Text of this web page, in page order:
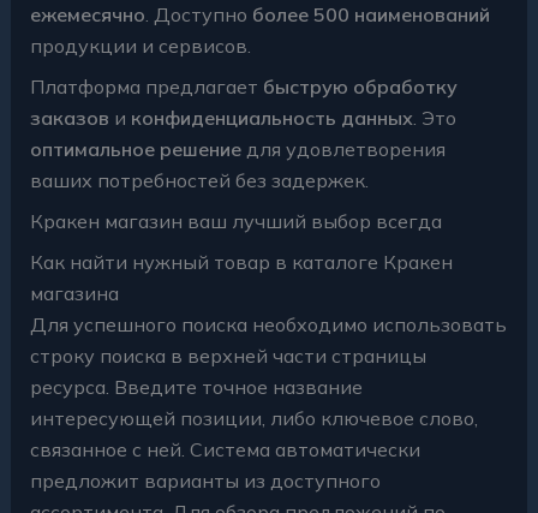
ежемесячно . Доступно более 500 наименований
продукции и сервисов.
Платформа предлагает быструю обработку
заказов и конфиденциальность данных . Это
оптимальное решениедля удовлетворения
ваших потребностей без задержек.
Кракен магазин ваш лучший выбор всегда
Как найти нужный товар в каталоге Кракен
магазина
Для успешного поиска необходимо использовать
строку поиска в верхней части страницы
ресурса. Введите точное название
интересующей позиции, либо ключевое слово,
связанное с ней. Система автоматически
предложит варианты из доступного